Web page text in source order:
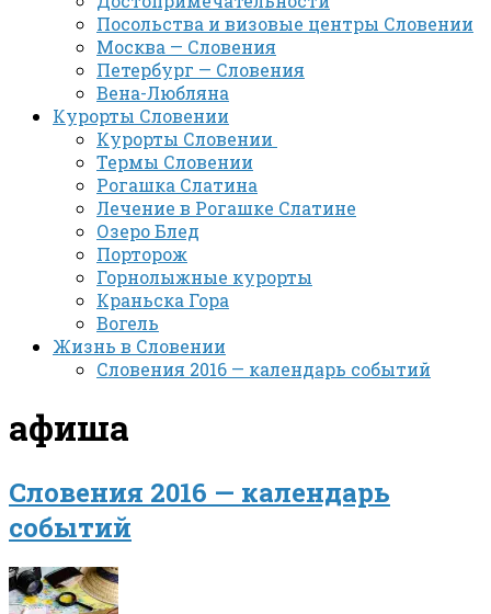
Посольства и визовые центры Словении
Москва — Словения
Петербург — Словения
Вена-Любляна
Курорты Словении
Курорты Словении
Термы Словении
Рогашка Слатина
Лечение в Рогашке Слатине
Озеро Блед
Порторож
Горнолыжные курорты
Краньска Гора
Вогель
Жизнь в Словении
Словения 2016 — календарь событий
афиша
Словения 2016 — календарь
событий